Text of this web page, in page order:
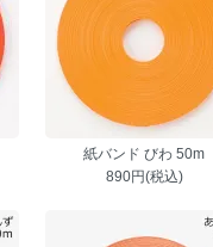
紙バンド びわ 50m
890円(税込)